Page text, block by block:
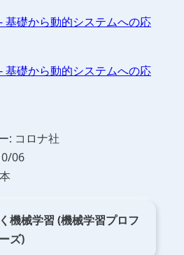
基礎から動的システムへの応
基礎から動的システムへの応
: コロナ社
06
機械学習 (機械学習プロフ
ズ)